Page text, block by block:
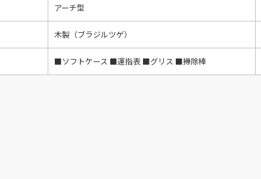
アーチ型
木製（ブラジルツゲ）
■ソフトケース ■運指表 ■グリス ■掃除棒